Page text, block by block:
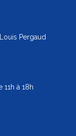
Pergaud
11h à 18h